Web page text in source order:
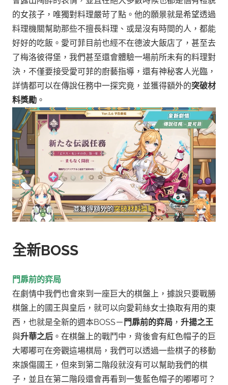
的女孩子，唯獨對料理嚴苛了點。他的願景就是希望透過
料理機關幫助那些不擅長料理、或是沒有時間的人，都能
好好的吃飯。 愛可菲目前也經不在德波大飯店了，甚至去
了梅洛彼得堡， 我們甚至還會體驗一場前所未有的料理對
決，不僅要接受愛可菲的廚藝指導，還有神秘客人光臨，
詳情都可以在傳說任務中一探究竟，並獲得額外的突破材
料獎勵 。
全新BOSS
門扉前的弈局
在劇情中我們也會來到一座巨大的棋盤上，據說只要戰勝
棋盤上的國王與皇后，就可以向愛莉絲女士換取有用的東
西，也就是全新的週本BOSS－ 門扉前的弈局 ， 升揚之王
與升華之后 。 在棋盤上的戰鬥中，背後會有紅色帽子的巨
大嘟嘟可在旁觀這場棋局，我們可以透過一些棋子的移動
來誤傷國王，但來到第二階段就沒有可以幫助我們的棋
子，並且在第二階段還會再看到一隻藍色帽子的嘟嘟可？